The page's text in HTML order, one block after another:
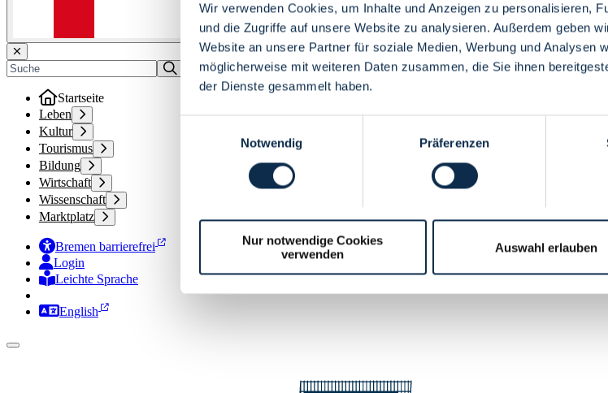
Wir verwenden Cookies, um Inhalte und Anzeigen zu personalisieren,
und die Zugriffe auf unsere Website zu analysieren. Außerdem geben
Website an unsere Partner für soziale Medien, Werbung und Analysen
möglicherweise mit weiteren Daten zusammen, die Sie ihnen
der Dienste gesammelt haben.
Notwendig
Präferenzen
Nur notwendige Cookies
verwenden
Auswahl erlauben
Menü
Startseite
Leben
Kultur
Tourismus
Bildung
Wirtschaft
Wissenschaft
Marktplatz
Bremen barrierefrei
Login
Leichte Sprache
Zur Deutschen Gebärdensprache
English